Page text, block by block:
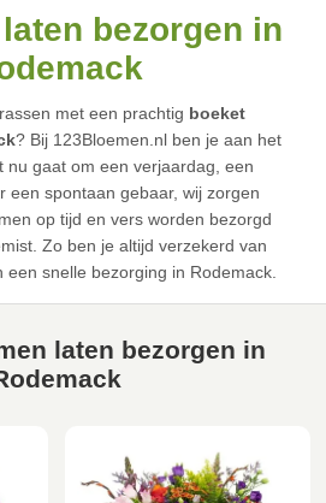
bezorgen in
met een prachtig boeket
? Bij 123Bloemen.nl ben je aan het
nu gaat om een verjaardag, een
een spontaan gebaar, wij zorgen
op tijd en vers worden bezorgd
Zo ben je altijd verzekerd van
snelle bezorging in Rodemack.
laten bezorgen in